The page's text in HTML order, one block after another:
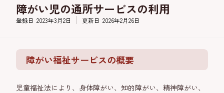
障がい児の通所サービスの利用
登録日 2023年3月2日 更新日 2026年2月26日
障がい福祉サービスの概要
児童福祉法により、身体障がい、知的障がい、精神障がい、